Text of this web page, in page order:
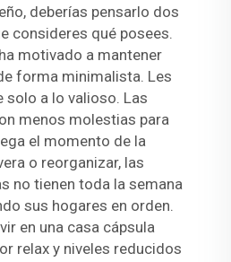
deberías pensarlo dos
consideres qué posees.
motivado a mantener
forma minimalista. Les
solo a lo valioso. Las
menos molestias para
el momento de la
o reorganizar, las
no tienen toda la semana
sus hogares en orden.
en una casa cápsula
relax y niveles reducidos